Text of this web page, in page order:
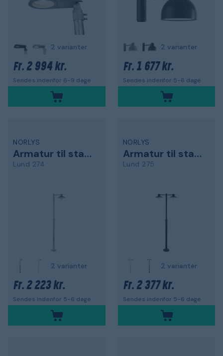
2 varianter
Fr. 2 994 kr.
Sendes indenfor 6-9 dage
2 varianter
Fr. 1 677 kr.
Sendes indenfor 5-6 dage
NORLYS
Armatur til stang
Lund 274
2 varianter
Fr. 2 223 kr.
Sendes indenfor 5-6 dage
NORLYS
Armatur til stang
Lund 275
2 varianter
Fr. 2 377 kr.
Sendes indenfor 5-6 dage